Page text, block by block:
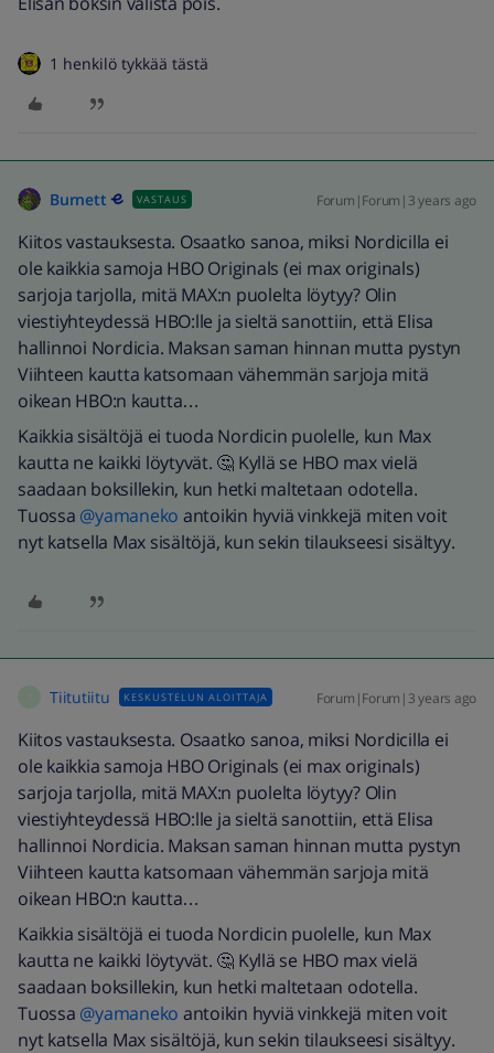
1 henkilö tykkää tästä
Burnett VASTAUS Forum|Forum|3 years ago
Kiitos vastauksesta. Osaatko sanoa, miksi Nordicilla ei
ole kaikkia samoja HBO Originals (ei max originals)
sarjoja tarjolla, mitä MAX:n puolelta löytyy? Olin
viestiyhteydessä HBO:lle ja sieltä sanottiin, että Elisa
hallinnoi Nordicia. Maksan saman hinnan mutta pystyn
Viihteen kautta katsomaan vähemmän sarjoja mitä
oikean HBO:n kautta…
Kaikkia sisältöjä ei tuoda Nordicin puolelle, kun Max
kautta ne kaikki löytyvät. 🤔 Kyllä se HBO max vielä
saadaan boksillekin, kun hetki maltetaan odotella.
Tuossa @yamaneko antoikin hyviä vinkkejä miten voit
nyt katsella Max sisältöjä, kun sekin tilaukseesi sisältyy.
Tiitutiitu KESKUSTELUN ALOITTAJA Forum|Forum|3 years ago
Kiitos vastauksesta. Osaatko sanoa, miksi Nordicilla ei
ole kaikkia samoja HBO Originals (ei max originals)
sarjoja tarjolla, mitä MAX:n puolelta löytyy? Olin
viestiyhteydessä HBO:lle ja sieltä sanottiin, että Elisa
hallinnoi Nordicia. Maksan saman hinnan mutta pystyn
Viihteen kautta katsomaan vähemmän sarjoja mitä
oikean HBO:n kautta…
Kaikkia sisältöjä ei tuoda Nordicin puolelle, kun Max
kautta ne kaikki löytyvät. 🤔 Kyllä se HBO max vielä
saadaan boksillekin, kun hetki maltetaan odotella.
Tuossa @yamaneko antoikin hyviä vinkkejä miten voit
nyt katsella Max sisältöjä, kun sekin tilaukseesi sisältyy.